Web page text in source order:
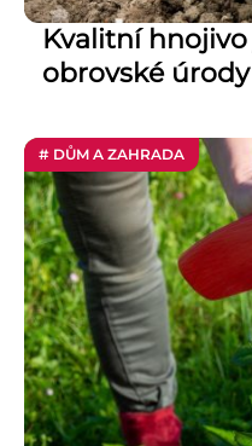
Kvalitní
obrovské
# DŮM A ZAHRADA